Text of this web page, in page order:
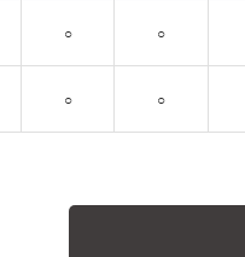
○ ○
○ ○